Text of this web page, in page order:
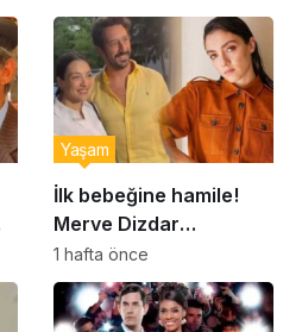
kurabiye tarifi…
İlk bebeğine hamile!
Merve Dizdar
sessizliğini bozdu: ‘İsim
bulmak çok zor’
Yaşam
1 hafta önce